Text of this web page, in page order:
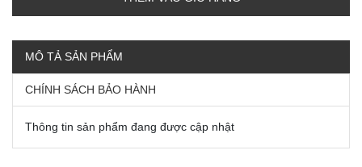
MÔ TẢ SẢN PHẨM
CHÍNH SÁCH BẢO HÀNH
Thông tin sản phẩm đang được cập nhật